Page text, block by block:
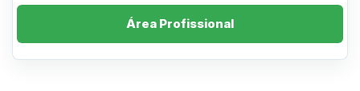
Área Profissional